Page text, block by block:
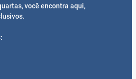
você encontra aqui,